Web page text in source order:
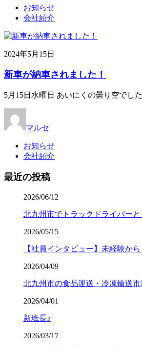
お知らせ
会社紹介
2024年5月15日
新車が納車されました！
5月15日水曜日 あいにくの曇り空でし
マルセ
お知らせ
会社紹介
最近の投稿
2026/06/12
北九州市でトラックドライバー
2026/05/15
【社員インタビュー】未経験か
2026/04/09
北九州市の食品運送・冷凍輸送
2026/04/01
新班長♪
2026/03/17